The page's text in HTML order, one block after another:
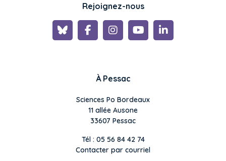
Rejoignez-nous
À Pessac
Sciences Po Bordeaux
11 allée Ausone
33607 Pessac
Tél : 05 56 84 42 74
Contacter par courriel